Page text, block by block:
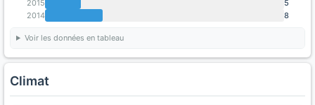
2015
5
2014
8
Voir les données en tableau
Climat